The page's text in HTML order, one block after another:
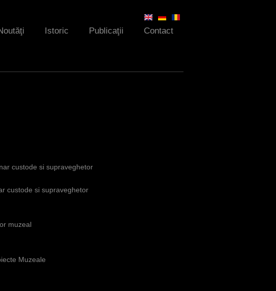
Istoric Publicaţii Contact
custode si supraveghetor
custode si supraveghetor
muzeal
Muzeale